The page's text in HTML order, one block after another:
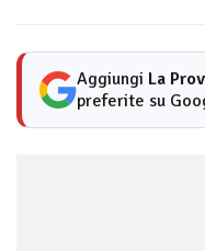
Aggiungi La
preferite su